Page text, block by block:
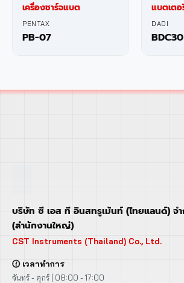
เครื่องชาร์จแบต
PENTAX
PB-07
แบตเตอ
DADI
BDC30
บริษัท ซี เอส ที อินสทรูเม้นท์ (ไทยแลนด์) จ
(สำนักงานใหญ่)
CST Instruments (Thailand) Co., Ltd.
🕜 เวลาทำการ
จันทร์ - ศุกร์ | 08:00 - 17:00